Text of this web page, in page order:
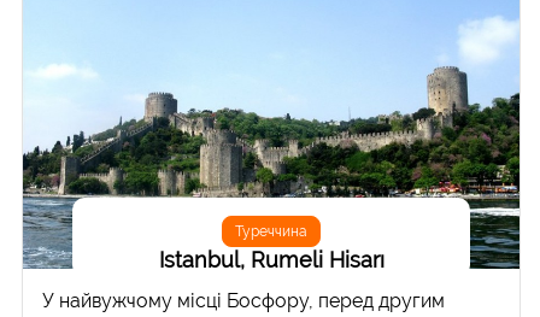
Туреччина
Istanbul, Rumeli Hisarı
У найвужчому місці Босфору, перед другим